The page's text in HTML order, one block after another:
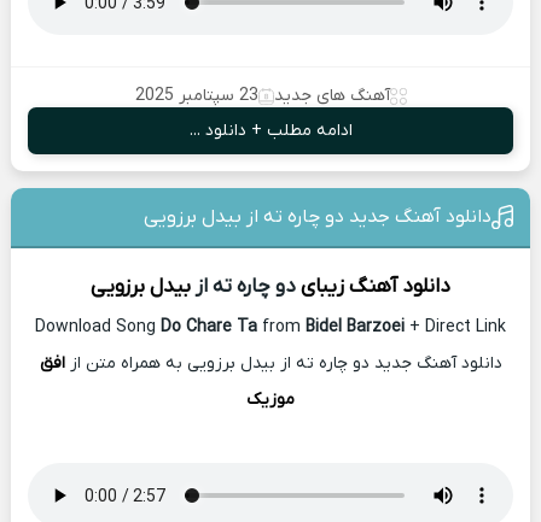
آهنگ های جدید
23 سپتامبر 2025
ادامه مطلب + دانلود ...
دانلود آهنگ جدید دو چاره ته از بیدل برزویی
دانلود آهنگ زیبایدو چاره ته ازبیدل برزویی
Download Song Do Chare Ta from Bidel Barzoei + Direct Link
دانلود آهنگ جدید دو چاره ته از بیدل برزویی به همراه متن ازافق
موزیک